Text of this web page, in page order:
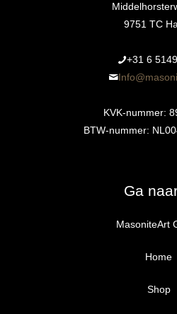
9751 TC
+31 6
KVK-nummer:
BTW-nummer:
Ga
MasoniteArt
Home
Shop